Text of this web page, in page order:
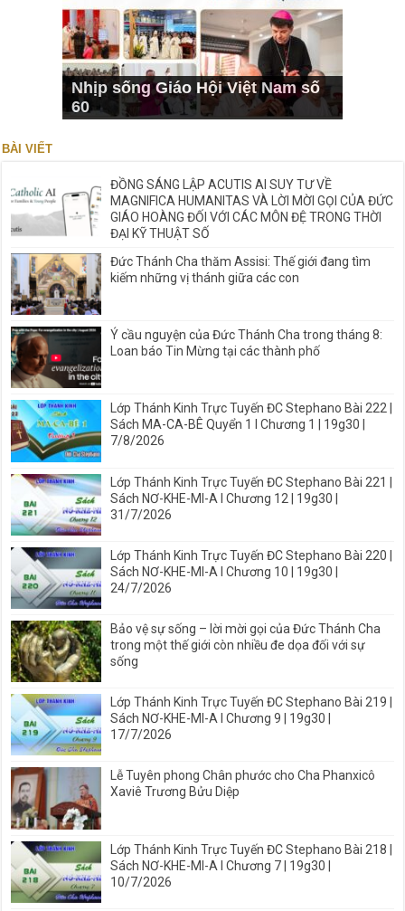
Nhịp sống Giáo Hội Việt Nam số
60
BÀI VIẾT
ĐỒNG SÁNG LẬP ACUTIS AI SUY TƯ VỀ
MAGNIFICA HUMANITAS VÀ LỜI MỜI GỌI CỦA ĐỨC
GIÁO HOÀNG ĐỐI VỚI CÁC MÔN ĐỆ TRONG THỜI
ĐẠI KỸ THUẬT SỐ
Đức Thánh Cha thăm Assisi: Thế giới đang tìm
kiếm những vị thánh giữa các con
Ý cầu nguyện của Đức Thánh Cha trong tháng 8:
Loan báo Tin Mừng tại các thành phố
Lớp Thánh Kinh Trực Tuyến ĐC Stephano Bài 222 |
Sách MA-CA-BÊ Quyển 1 I Chương 1 | 19g30 |
7/8/2026
Lớp Thánh Kinh Trực Tuyến ĐC Stephano Bài 221 |
Sách NƠ-KHE-MI-A I Chương 12 | 19g30 |
31/7/2026
Lớp Thánh Kinh Trực Tuyến ĐC Stephano Bài 220 |
Sách NƠ-KHE-MI-A I Chương 10 | 19g30 |
24/7/2026
Bảo vệ sự sống – lời mời gọi của Đức Thánh Cha
trong một thế giới còn nhiều đe dọa đối với sự
sống
Lớp Thánh Kinh Trực Tuyến ĐC Stephano Bài 219 |
Sách NƠ-KHE-MI-A I Chương 9 | 19g30 |
17/7/2026
Lễ Tuyên phong Chân phước cho Cha Phanxicô
Xaviê Trương Bửu Diệp
Lớp Thánh Kinh Trực Tuyến ĐC Stephano Bài 218 |
Sách NƠ-KHE-MI-A I Chương 7 | 19g30 |
10/7/2026